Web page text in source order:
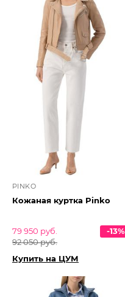
PINKO
Кожаная куртка Pinko
79 950 руб.
92 050 руб.
-13%
Купить на ЦУМ